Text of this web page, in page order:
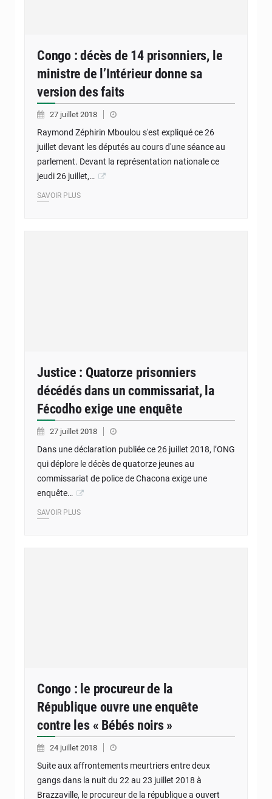
Congo : décès de 14 prisonniers, le
ministre de l’Intérieur donne sa
version des faits
27 juillet 2018
Raymond Zéphirin Mboulou s'est expliqué ce 26
juillet devant les députés au cours d'une séance au
parlement. Devant la représentation nationale ce
jeudi 26 juillet,…
SAVOIR PLUS
Justice : Quatorze prisonniers
décédés dans un commissariat, la
Fécodho exige une enquête
27 juillet 2018
Dans une déclaration publiée ce 26 juillet 2018, l’ONG
qui déplore le décès de quatorze jeunes au
commissariat de police de Chacona exige une
enquête…
SAVOIR PLUS
Congo : le procureur de la
République ouvre une enquête
contre les « Bébés noirs »
24 juillet 2018
Suite aux affrontements meurtriers entre deux
gangs dans la nuit du 22 au 23 juillet 2018 à
Brazzaville, le procureur de la république a ouvert